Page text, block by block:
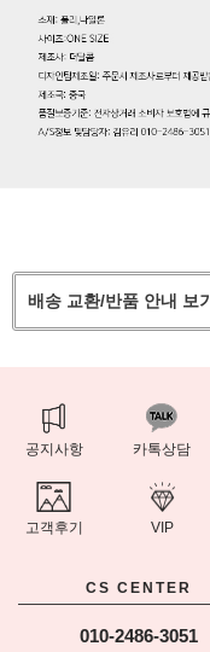
배송 교환/반품 안내 보기
공지사항 카톡상담
고객후기 VIP
CS CENTER
010-2486-3051